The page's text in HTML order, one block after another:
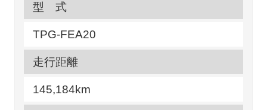
型 式
TPG-FEA20
走行距離
145,184km